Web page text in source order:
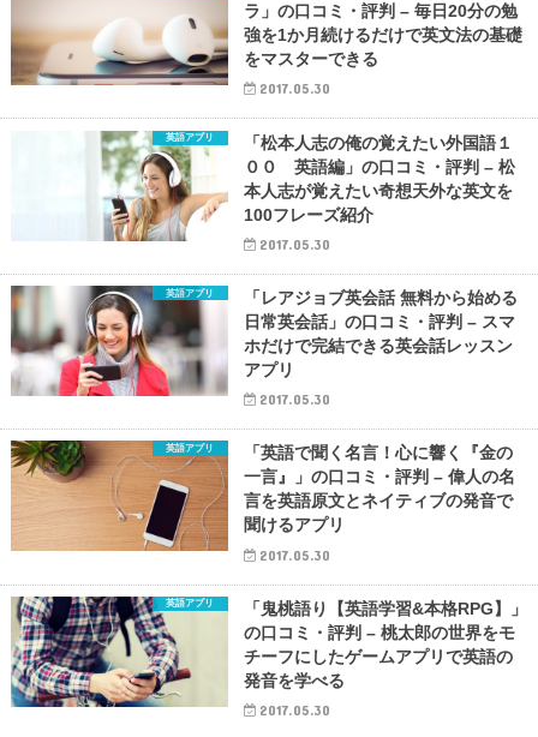
ラ」の口コミ・評判 – 毎日20分の勉
強を1か月続けるだけで英文法の基礎
をマスターできる
2017.05.30
英語アプリ
「松本人志の俺の覚えたい外国語１
００ 英語編」の口コミ・評判 – 松
本人志が覚えたい奇想天外な英文を
100フレーズ紹介
2017.05.30
英語アプリ
「レアジョブ英会話 無料から始める
日常英会話」の口コミ・評判 – スマ
ホだけで完結できる英会話レッスン
アプリ
2017.05.30
英語アプリ
「英語で聞く名言！心に響く『金の
一言』」の口コミ・評判 – 偉人の名
言を英語原文とネイティブの発音で
聞けるアプリ
2017.05.30
英語アプリ
「鬼桃語り【英語学習&本格RPG】」
の口コミ・評判 – 桃太郎の世界をモ
チーフにしたゲームアプリで英語の
発音を学べる
2017.05.30